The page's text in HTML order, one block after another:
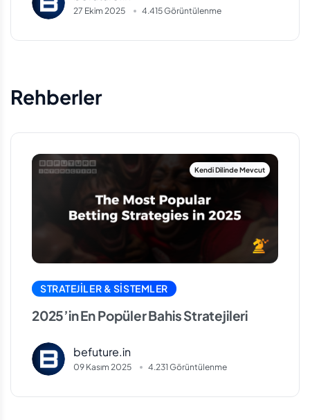
27 Ekim 2025 4.415 Görüntülenme
Rehberler
STRATEJILER & SISTEMLER
2025’in En Popüler Bahis Stratejileri
befuture.in
09 Kasım 2025 4.231 Görüntülenme